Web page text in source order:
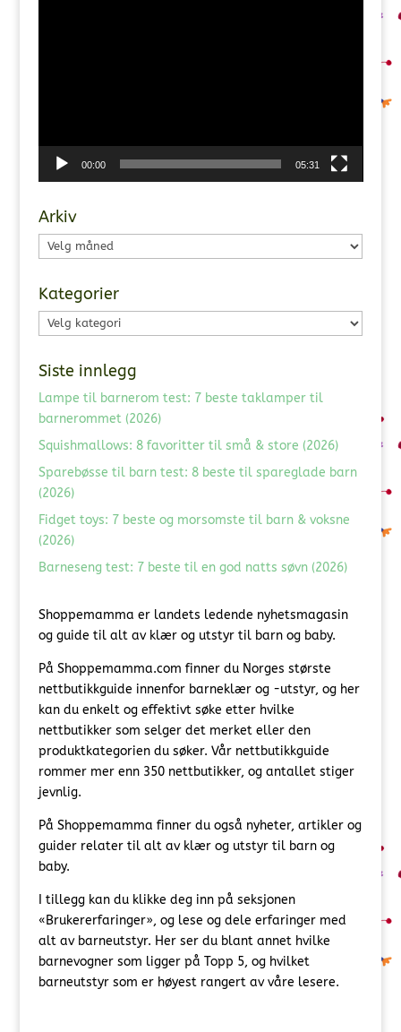
00:00 05:31
Arkiv
Arkiv
Kategorier
Kategorier
Siste innlegg
Lampe til barnerom test: 7 beste taklamper til
barnerommet (2026)
Squishmallows: 8 favoritter til små & store (2026)
Sparebøsse til barn test: 8 beste til spareglade barn
(2026)
Fidget toys: 7 beste og morsomste til barn & voksne
(2026)
Barneseng test: 7 beste til en god natts søvn (2026)
Shoppemamma er landets ledende nyhetsmagasin
og guide til alt av klær og utstyr til barn og baby.
På Shoppemamma.com finner du Norges største
nettbutikkguide innenfor barneklær og -utstyr, og her
kan du enkelt og effektivt søke etter hvilke
nettbutikker som selger det merket eller den
produktkategorien du søker. Vår nettbutikkguide
rommer mer enn 350 nettbutikker, og antallet stiger
jevnlig.
På Shoppemamma finner du også nyheter, artikler og
guider relater til alt av klær og utstyr til barn og
baby.
I tillegg kan du klikke deg inn på seksjonen
«Brukererfaringer», og lese og dele erfaringer med
alt av barneutstyr. Her ser du blant annet hvilke
barnevogner som ligger på Topp 5, og hvilket
barneutstyr som er høyest rangert av våre lesere.